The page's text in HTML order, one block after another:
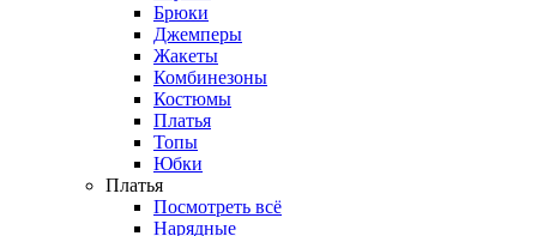
Брюки
Джемперы
Жакеты
Комбинезоны
Костюмы
Платья
Топы
Юбки
Платья
Посмотреть всё
Нарядные